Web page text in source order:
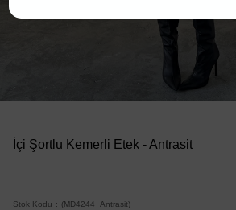
İçi Şortlu Kemerli Etek - Antrasit
Stok Kodu (MD4244_Antrasit)